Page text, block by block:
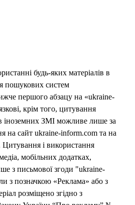
будь-яких матеріалів в
пошукових систем
першого абзацу на «ukraine-
крім того, цитування
іноземних ЗМІ можливе лише за
на сайт ukraine-inform.com та на
Цитування і використання
мобільних додатках,
з письмової згоди "ukraine-
з позначкою «Реклама» або з
розміщено згідно з